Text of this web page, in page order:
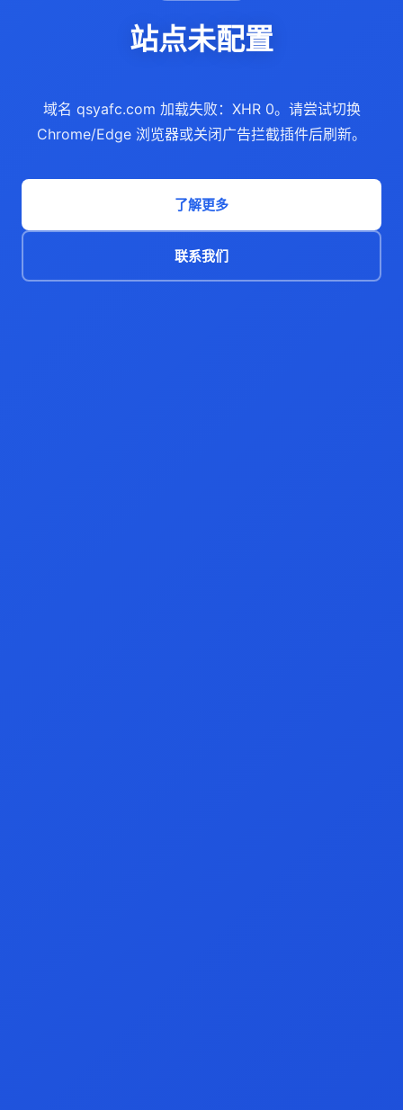
站点未配置
域名 qsyafc.com 加载失败：XHR 0。请尝试切换
Chrome/Edge 浏览器或关闭广告拦截插件后刷新。
了解更多
联系我们